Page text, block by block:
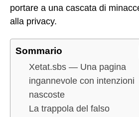
portare a una cascata di
alla privacy.
Sommario
Xetat.sbs — Una pagina
ingannevole con intenzioni
nascoste
La trappola del falso